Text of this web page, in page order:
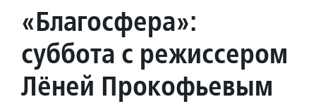
«Благосфера»:
суббота с режиссером
Лёней Прокофьевым